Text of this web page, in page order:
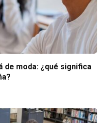
de moda: ¿qué significa